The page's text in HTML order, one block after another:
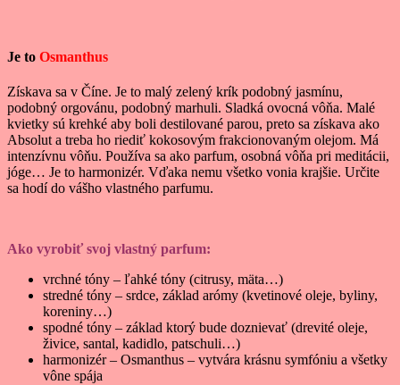
Je to Osmanthus
Získava sa v Číne. Je to malý zelený krík podobný jasmínu,
podobný orgovánu, podobný marhuli. Sladká ovocná vôňa. Malé
kvietky sú krehké aby boli destilované parou, preto sa získava ako
Absolut a treba ho riediť kokosovým frakcionovaným olejom. Má
intenzívnu vôňu. Používa sa ako parfum, osobná vôňa pri meditácii,
jóge… Je to harmonizér. Vďaka nemu všetko vonia krajšie. Určite
sa hodí do vášho vlastného parfumu.
Ako vyrobiť svoj vlastný parfum:
vrchné tóny – ľahké tóny (citrusy, mäta…)
stredné tóny – srdce, základ arómy (kvetinové oleje, byliny,
koreniny…)
spodné tóny – základ ktorý bude doznievať (drevité oleje,
živice, santal, kadidlo, patschuli…)
harmonizér – Osmanthus – vytvára krásnu symfóniu a všetky
vône spája